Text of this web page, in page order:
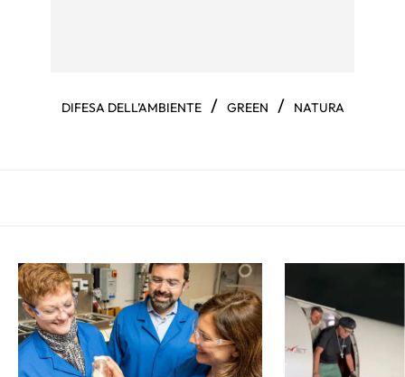
DIFESA DELL’AMBIENTE / GREEN / NATURA